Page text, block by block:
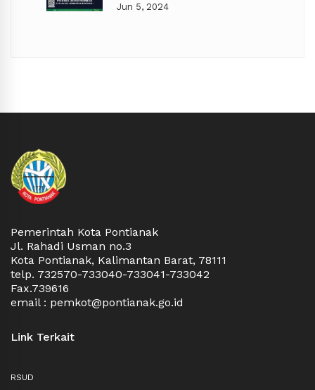
Jun 5, 2024
Pemerintah Kota Pontianak
Jl. Rahadi Usman no.3
Kota Pontianak, Kalimantan Barat, 78111
telp. 732570-733040-733041-733042
Fax.739616
email : pemkot@pontianak.go.id
Link Terkait
RSUD